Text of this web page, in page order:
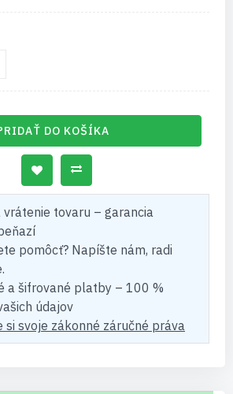
DO KOŠÍKA
vrátenie tovaru – garancia
pomôcť? Napíšte nám, radi
a šifrované platby – 100 %
údajov
si svoje zákonné záručné práva